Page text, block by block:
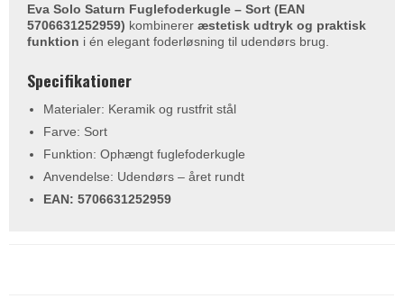
Eva Solo Saturn Fuglefoderkugle – Sort (EAN
5706631252959) kombinerer æstetisk udtryk og praktisk
funktion i én elegant foderløsning til udendørs brug.
Specifikationer
Materialer: Keramik og rustfrit stål
Farve: Sort
Funktion: Ophængt fuglefoderkugle
Anvendelse: Udendørs – året rundt
EAN: 5706631252959